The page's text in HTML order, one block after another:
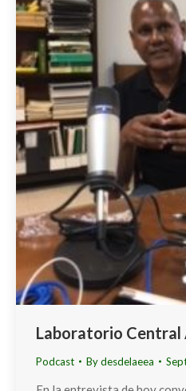
Laboratorio Central
Podcast Bydesdelaeea